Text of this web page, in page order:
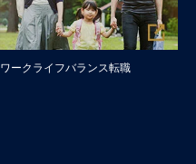
ワークライフバランス転職